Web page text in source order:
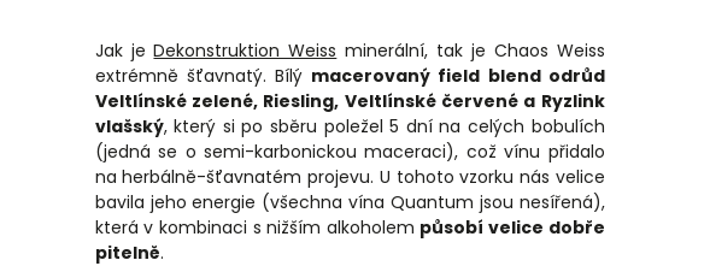
Jak jeDekonstruktion Weiss minerální, tak je Chaos Weiss
extrémně šťavnatý. Bílý macerovaný field blend odrůd
Veltlínské zelené, Riesling, Veltlínské červené a Ryzlink
vlašský, který si po sběru poležel 5 dní na celých bobulích
(jedná se o semi-karbonickou maceraci), což vínu přidalo
na herbálně-šťavnatém projevu. U tohoto vzorku nás velice
bavila jeho energie (všechna vína Quantum jsou nesířená),
která v kombinaci s nižším alkoholem působí velice dobře
pitelně.